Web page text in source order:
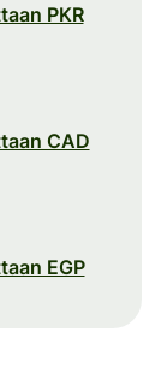
PKR
CAD
EGP